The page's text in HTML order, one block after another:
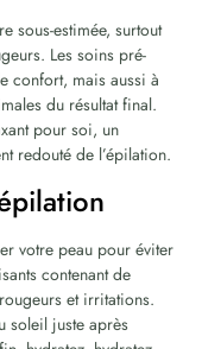
sous-estimée, surtout
Les soins pré-
confort, mais aussi à
du résultat final.
pour soi, un
redouté de l’épilation.
votre peau pour éviter
contenant de
et irritations.
soleil juste après